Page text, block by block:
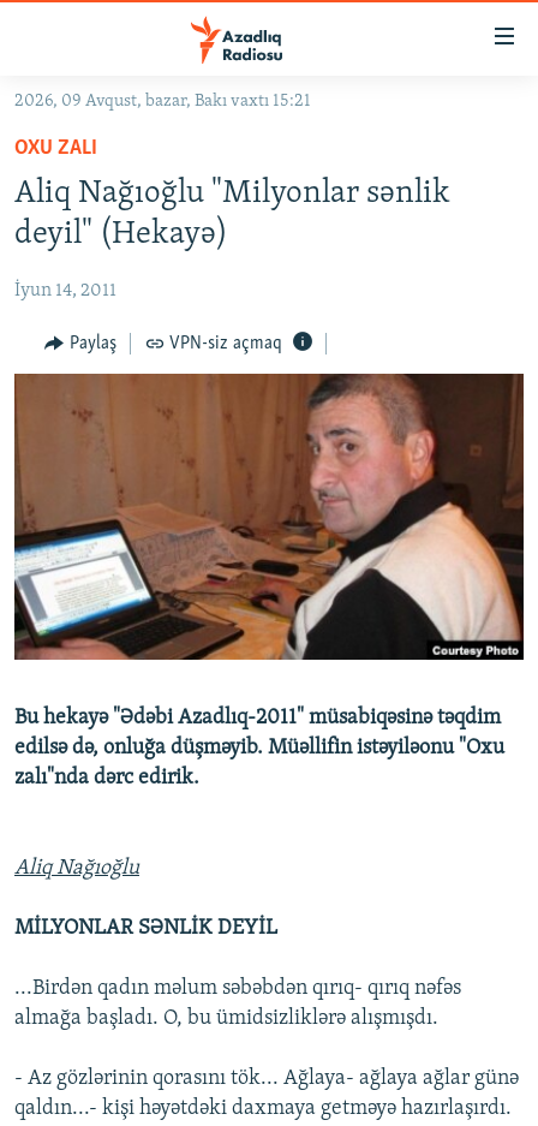
Əsas
qayıt
Əsas
naviqasiyaya
qayıt
Axtarışa
keç
#İZAHLA
KORRUPSIOMETR
#ƏSLINDƏ
FƏRQƏ BAX
QANUNI DOĞRU
MULTIMEDIA
FOTOQALEREYA
İNFOQRAFIKA
KARIKATURA
RADIO ARXIV
OXU ZALI
AZƏRBAYCAN ƏDƏBIYYATI KITABXANASI
İSLAM VƏ DEMOKRATIYA
İZ - MƏDƏNIYYƏT PROQRAMI
HAQQIMIZDA
MISSIYAMIZ
PEŞƏ ETIKASI VƏ JURNALISTIKA STANDARTLARIMIZ
MATERIALLARIMIZDAN ISTIFADƏ
BIZIMLƏ ƏLAQƏ
XƏBƏR BÜLLETENLƏRIMIZ
BIZI IZLƏ
2026, 09 Avqust, bazar, Bakı vaxtı 15:21
OXU ZALI
Aliq Nağıoğlu "Milyonlar sənlik
deyil" (Hekayə)
İyun 14, 2011
Paylaş VPN-siz açmaq
Bu hekayə "Ədəbi Azadlıq-2011" müsabiqəsinə təqdim
edilsə də, onluğa düşməyib. Müəllifin istəyiləonu "Oxu
zalı"nda dərc edirik.
Aliq Nağıoğlu
MİLYONLAR SƏNLİK DEYİL
...Birdən qadın məlum səbəbdən qırıq- qırıq nəfəs
almağa başladı. O, bu ümidsizliklərə alışmışdı.
- Az gözlərinin qorasını tök... Ağlaya- ağlaya ağlar günə
qaldın...- kişi həyətdəki daxmaya getməyə hazırlaşırdı.